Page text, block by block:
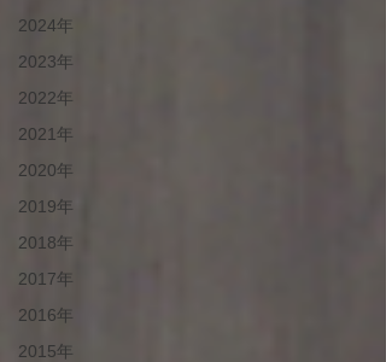
2024年
2023年
2022年
2021年
2020年
2019年
2018年
2017年
2016年
2015年